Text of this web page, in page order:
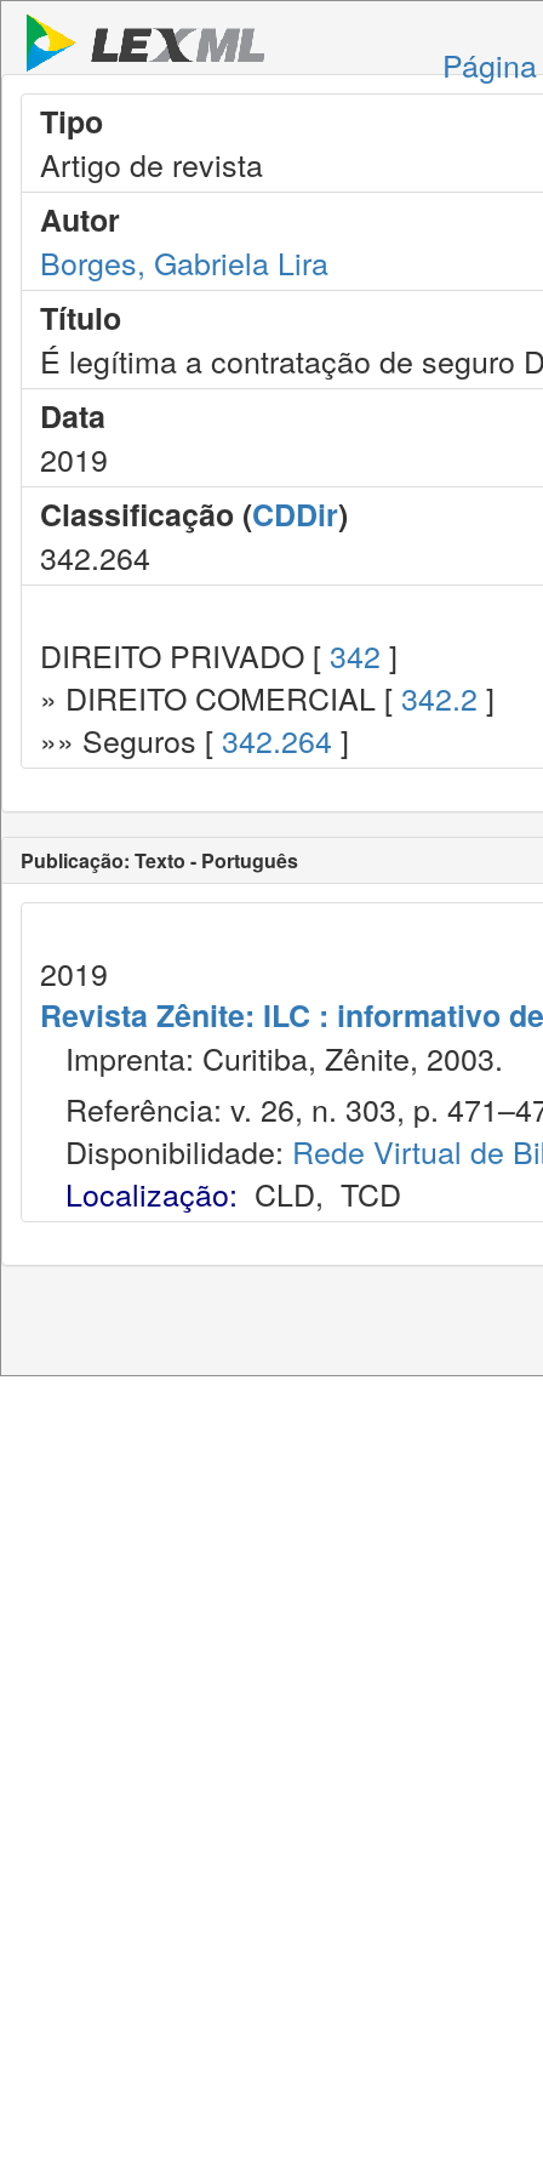
Tipo
Artigo de revista
Autor
Borges, Gabriela Lira
Título
É legítima a contratação de seguro
Data
2019
Classificação (CDDir)
342.264
DIREITO PRIVADO [ 342 ]
» DIREITO COMERCIAL [ 342.2 ]
»» Seguros [ 342.264 ]
Publicação: Texto - Português
2019
Revista Zênite: ILC : informativo
Imprenta: Curitiba, Zênite, 2003.
Referência: v. 26, n. 303, p.
Disponibilidade: Rede Virtual de
Localização: CLD, TCD